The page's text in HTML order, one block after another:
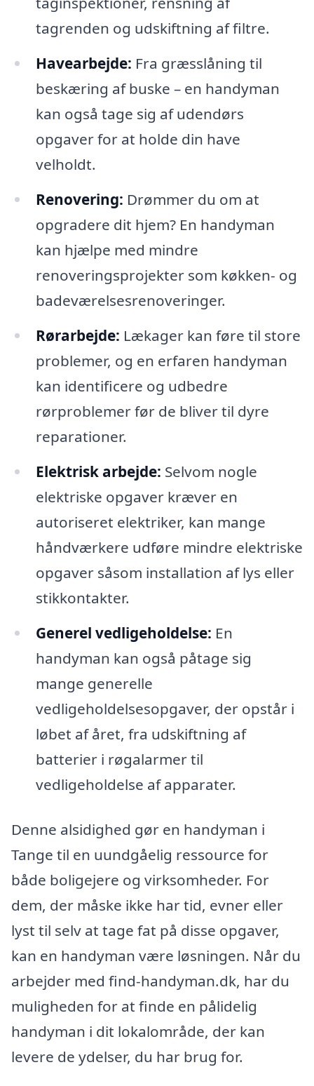
tagrenden og udskiftning af filtre.
Havearbejde: Fra græsslåning til
beskæring af buske – en handyman
kan også tage sig af udendørs
opgaver for at holde din have
velholdt.
Renovering: Drømmer du om at
opgradere dit hjem? En handyman
kan hjælpe med mindre
renoveringsprojekter som køkken- og
badeværelsesrenoveringer.
Rørarbejde: Lækager kan føre til store
problemer, og en erfaren handyman
kan identificere og udbedre
rørproblemer før de bliver til dyre
reparationer.
Elektrisk arbejde: Selvom nogle
elektriske opgaver kræver en
autoriseret elektriker, kan mange
håndværkere udføre mindre elektriske
opgaver såsom installation af lys eller
stikkontakter.
Generel vedligeholdelse: En
handyman kan også påtage sig
mange generelle
vedligeholdelsesopgaver, der opstår i
løbet af året, fra udskiftning af
batterier i røgalarmer til
vedligeholdelse af apparater.
Denne alsidighed gør en handyman i
Tange til en uundgåelig ressource for
både boligejere og virksomheder. For
dem, der måske ikke har tid, evner eller
lyst til selv at tage fat på disse opgaver,
kan en handyman være løsningen. Når du
arbejder med find-handyman.dk, har du
muligheden for at finde en pålidelig
handyman i dit lokalområde, der kan
levere de ydelser, du har brug for.